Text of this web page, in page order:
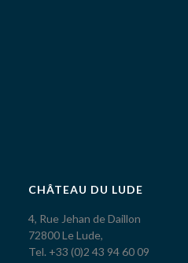
CHÂTEAU DU LUDE
4, Rue Jehan de Daillon
72800 Le Lude,
Tel. +33 (0)2 43 94 60 09